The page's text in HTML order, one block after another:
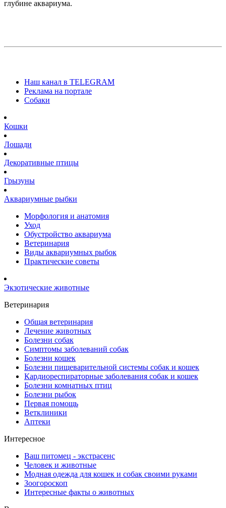
глубине аквариума.
Наш канал в TELEGRAM
Реклама на портале
Собаки
Кошки
Лошади
Декоративные птицы
Грызуны
Аквариумные рыбки
Морфология и анатомия
Уход
Обустройство аквариума
Ветеринария
Виды аквариумных рыбок
Практические советы
Экзотические животные
Ветеринария
Общая ветеринария
Лечение животных
Болезни собак
Симптомы заболеваний собак
Болезни кошек
Болезни пищеварительной системы собак и кошек
Кардиореспираторные заболевания собак и кошек
Болезни комнатных птиц
Болезни рыбок
Первая помощь
Ветклиники
Аптеки
Интересное
Ваш питомец - экстрасенс
Человек и животные
Модная одежда для кошек и собак своими руками
Зоогороскоп
Интересные факты о животных